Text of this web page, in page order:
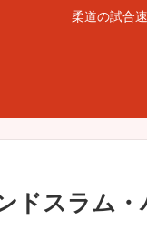
柔道の試合
ドスラム・